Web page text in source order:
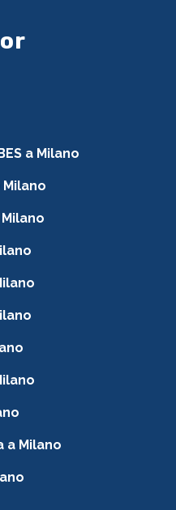
a Milano
a Milano